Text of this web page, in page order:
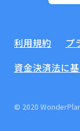
利用規約 プ
資金決済法に
© 2020